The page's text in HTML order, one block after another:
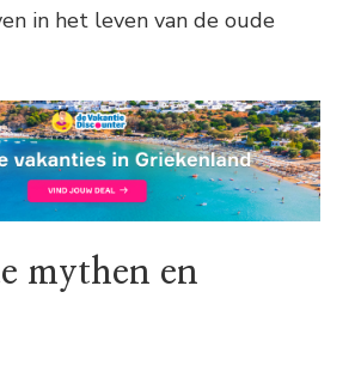
in het leven van de oude
mythen en